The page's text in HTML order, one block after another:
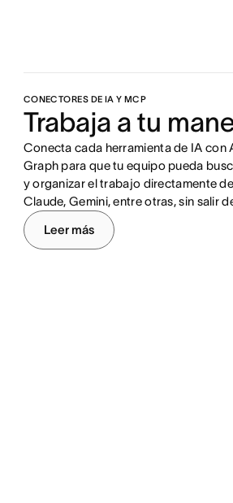
CONECTORES DE IA Y MCP
Trabaja a tu
Conecta cada herramienta de IA con
Graph para que tu equipo pueda
y organizar el trabajo directamente
Claude, Gemini, entre otras, sin salir
Leer más